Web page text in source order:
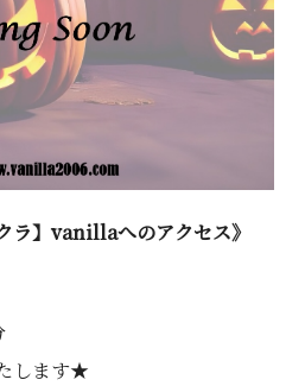
ラ】vanillaへのアクセス》
します★